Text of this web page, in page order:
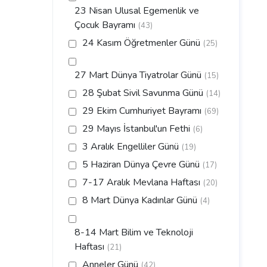
23 Nisan Ulusal Egemenlik ve
Çocuk Bayramı (43)
24 Kasım Öğretmenler Günü (25)
27 Mart Dünya Tiyatrolar Günü (15)
28 Şubat Sivil Savunma Günü (14)
29 Ekim Cumhuriyet Bayramı (69)
29 Mayıs İstanbul'un Fethi (6)
3 Aralık Engelliler Günü (19)
5 Haziran Dünya Çevre Günü (17)
7-17 Aralık Mevlana Haftası (20)
8 Mart Dünya Kadınlar Günü (4)
8-14 Mart Bilim ve Teknoloji
Haftası (21)